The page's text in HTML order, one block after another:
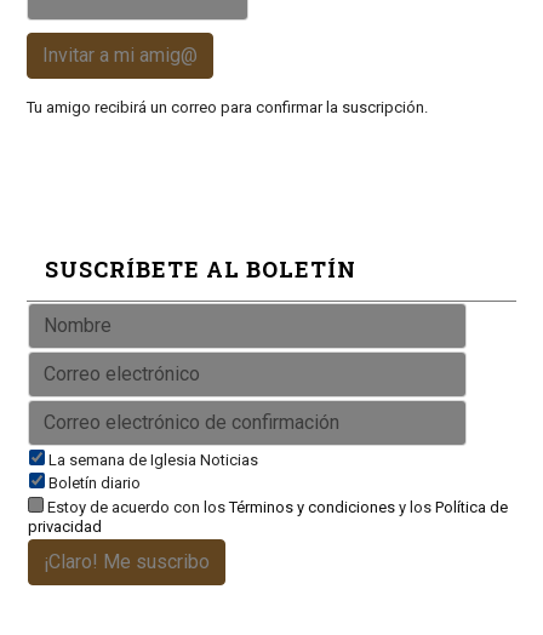
Invitar a mi amig@
Tu amigo recibirá un correo para confirmar la suscripción.
SUSCRÍBETE AL BOLETÍN
La semana de Iglesia Noticias
Boletín diario
Estoy de acuerdo con losTérminos y condicionesy los Política de
privacidad
¡Claro! Me suscribo